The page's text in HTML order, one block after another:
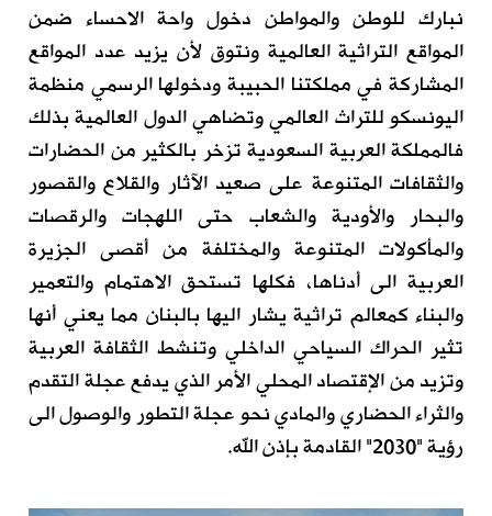
نبارك للوطن والمواطن دخول واحة الاحساء ضمن
المواقع التراثية العالمية ونتوق لأن يزيد عدد المواقع
المشاركة في مملكتنا الحبيبة ودخولها الرسمي منظمة
اليونسكو للتراث العالمي وتضاهي الدول العالمية بذلك
فالمملكة العربية السعودية تزخر بالكثير من الحضارات
والثقافات المتنوعة على صعيد الآثار والقلاع والقصور
والبحار والأودية والشعاب حتى اللهجات والرقصات
والمأكولات المتنوعة والمختلفة من أقصى الجزيرة
العربية الى أدناها، فكلها تستحق الاهتمام والتعمير
والبناء كمعالم تراثية يشار اليها بالبنان مما يعني أنها
تثير الحراك السياحي الداخلي وتنشط الثقافة العربية
وتزيد من الإقتصاد المحلي الأمر الذي يدفع عجلة التقدم
والثراء الحضاري والمادي نحو عجلة التطور والوصول الى
رؤية "2030" القادمة بإذن الله.